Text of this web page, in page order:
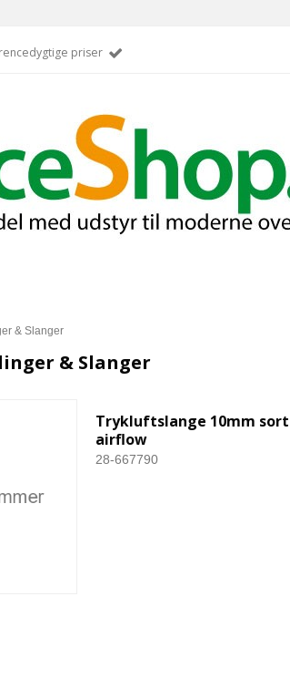
priser
& Slanger
& Slanger
Trykluftslange 10mm sort
airflow
28-667790